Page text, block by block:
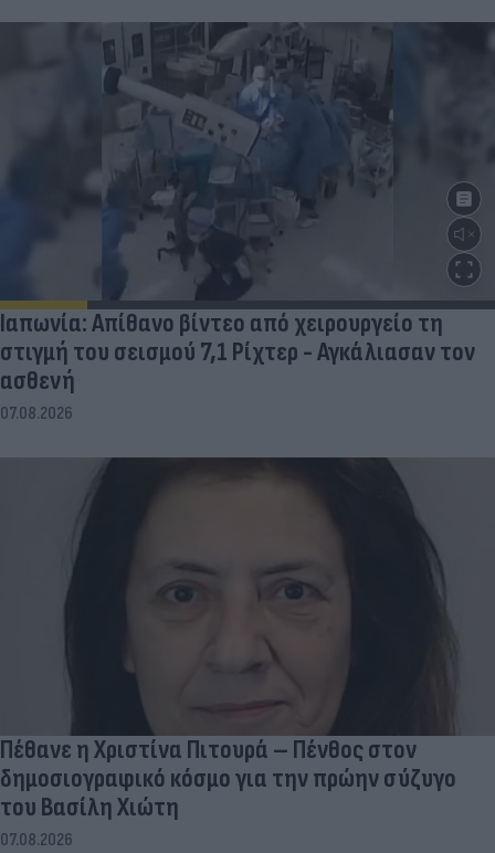
Ιαπωνία: Απίθανο βίντεο από χειρουργείο τη
στιγμή του σεισμού 7,1 Ρίχτερ - Αγκάλιασαν τον
ασθενή
07.08.2026
Πέθανε η Χριστίνα Πιτουρά – Πένθος στον
δημοσιογραφικό κόσμο για την πρώην σύζυγο
του Βασίλη Χιώτη
07.08.2026